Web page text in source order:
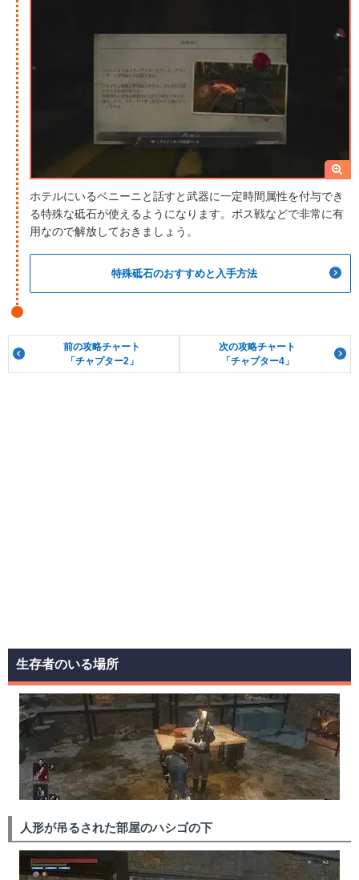
ホテルにいるベニーニと話すと武器に一定時間属性を付与でき
る特殊な砥石が使えるようになります。ボス戦などで非常に有
用なので解放しておきましょう。
特殊砥石のおすすめと入手方法
前の攻略チャート
「チャプター2」
次の攻略チャート
「チャプター4」
生存者のいる場所
人形が吊るされた部屋のハシゴの下